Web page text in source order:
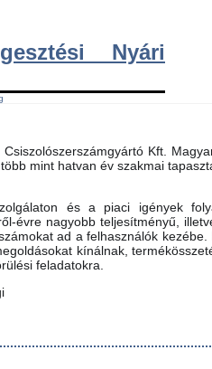
Nyári
Kft.
mint hatvan év szakmai
és a piaci igények
évre nagyobb teljesítményű,
ad a felhasználók kezébe.
kínálnak,
feladatokra.